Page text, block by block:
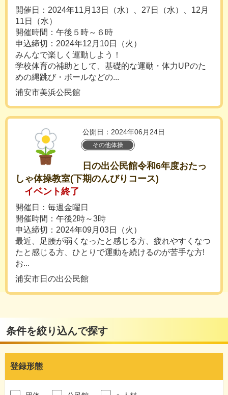
開催日：2024年11月13日（水）、27日（水）、12月
11日（水）
開催時間：午後５時～６時
申込締切：2024年12月10日（火）
みんなで楽しく運動しよう！
学校体育の補助として、基礎的な運動・体力UPのた
めの縄跳び・ボールなどの...
浦安市美浜公民館
公開日：2024年06月24日
その他体操
日の出公民館令和6年度おたっ
しゃ体操教室(下期のんびりコース)
イベント終了
開催日：毎週金曜日
開催時間：午後2時～3時
申込締切：2024年09月03日（火）
最近、足腰が弱くなったと感じる方、疲れやすくなつ
たと感じる方、ひとりで運動を続けるのが苦手な方!
お...
浦安市日の出公民館
条件を絞り込んで探す
登録形態